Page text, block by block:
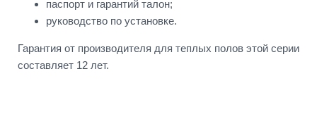
паспорт и гарантий талон;
руководство по установке.
Гарантия от производителя для теплых полов этой серии
составляет 12 лет.